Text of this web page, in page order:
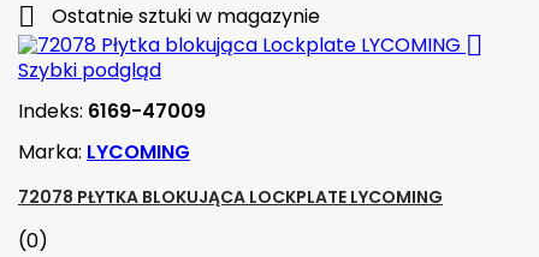
 Ostatnie sztuki w magazynie

Szybki podgląd
Indeks: 6169-47009
Marka: LYCOMING
72078 PŁYTKA BLOKUJĄCA LOCKPLATE LYCOMING
(0)